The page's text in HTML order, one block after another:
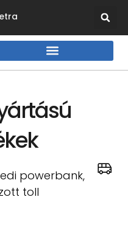
powerbank,
toll